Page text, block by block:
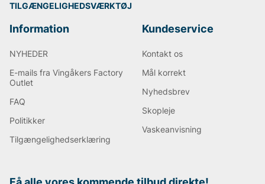
TILGÆNGELIGHEDSVÆRKTØJ
Information
NYHEDER
E-mails fra Vingåkers Factory
Outlet
FAQ
Politikker
Tilgængelighedserklæring
Kundeservice
Kontakt os
Mål korrekt
Nyhedsbrev
Skopleje
Vaskeanvisning